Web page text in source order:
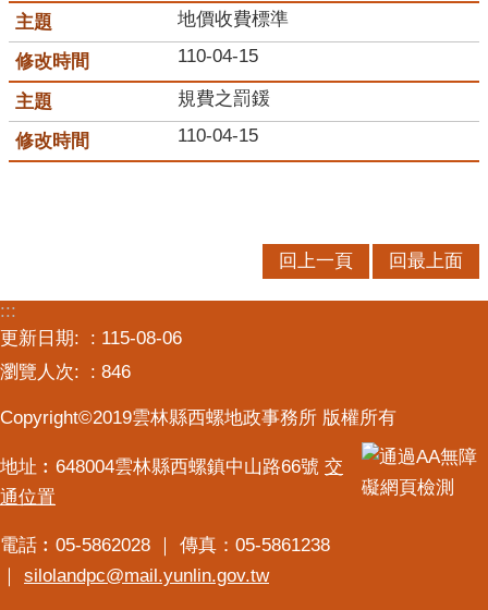
專
區
民
意
交
流
地價收費標準
110-04-15
規費之罰鍰
110-04-15
回上一頁 回最上面
:::
更新日期:
115-08-06
瀏覽人次:
846
Copyright©2019雲林縣西螺地政事務所 版權所有
地址︰648004雲林縣西螺鎮中山路66號 交
通位置
電話︰05-5862028 ｜ 傳真：05-5861238
silolandpc@mail.yunlin.gov.tw